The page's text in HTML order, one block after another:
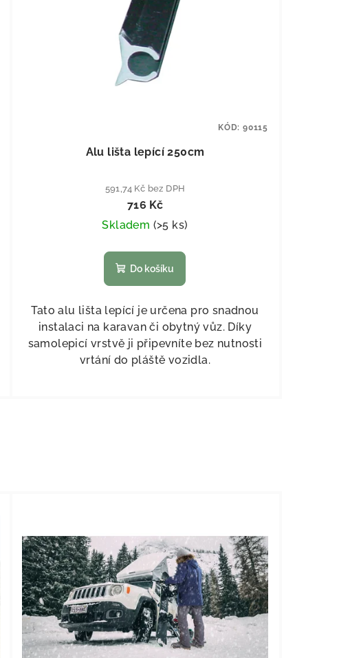
Alu lišta lepící 250cm
591,74 Kč bez DPH
716 Kč
Skladem (>5 ks)
Do košíku
Tato alu lišta lepící je určena pro snadnou
instalaci na karavan či obytný vůz. Díky
samolepicí vrstvě ji připevníte bez nutnosti
vrtání do pláště vozidla.
KÓD: 90115